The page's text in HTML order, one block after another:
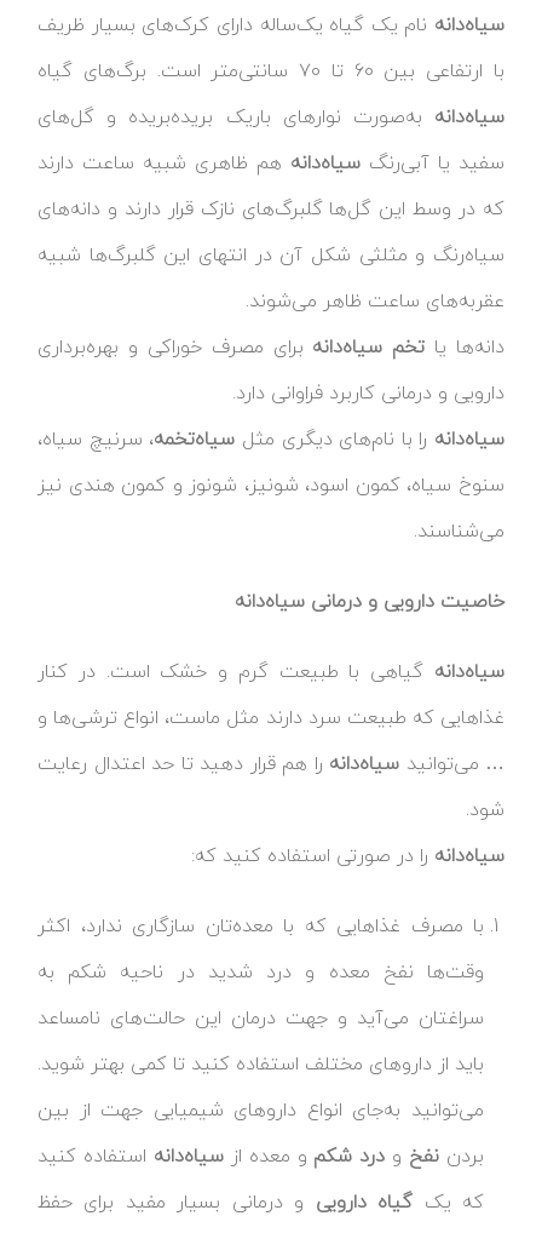
سیاه‌دانه نام یک گیاه یک‌ساله دارای کرک‌های بسیار ظریف
با ارتفاعی بین ۶۰ تا ۷۰ سانتی‌متر است. برگ‌های گیاه
سیاه‌دانه به‌صورت نوارهای باریک بریده‌بریده و گل‌های
سفید یا آبی‌رنگ سیاه‌دانه هم ظاهری شبیه ساعت دارند
که در وسط این گل‌ها گلبرگ‌های نازک قرار دارند و دانه‌های
سیاه‌رنگ و مثلثی شکل آن در انتهای این گلبرگ‌ها شبیه
عقربه‌های ساعت ظاهر می‌شوند.
دانه‌ها یا تخم سیاه‌دانه برای مصرف خوراکی و بهره‌برداری
دارویی و درمانی کاربرد فراوانی دارد.
سیاه‌دانه را با نام‌های دیگری مثل سیاه‌تخمه، سرنیچ سیاه،
سنوخ سیاه، کمون اسود، شونیز، شونوز و کمون هندی نیز
می‌شناسند.
خاصیت دارویی و درمانی سیاه‌دانه
سیاه‌دانه گیاهی با طبیعت گرم و خشک است. در کنار
غذاهایی که طبیعت سرد دارند مثل ماست، انواع ترشی‌ها و
… می‌توانید سیاه‌دانه را هم قرار دهید تا حد اعتدال رعایت
شود.
سیاه‌دانه را در صورتی استفاده کنید که:
با مصرف غذاهایی که با معده‌تان سازگاری ندارد، اکثر
وقت‌ها نفخ معده و درد شدید در ناحیه شکم به
سراغتان می‌آید و جهت درمان این حالت‌های نامساعد
باید از داروهای مختلف استفاده کنید تا کمی بهتر شوید.
می‌توانید به‌جای انواع داروهای شیمیایی جهت از بین
بردن نفخ و درد شکم و معده ازسیاه‌دانه استفاده کنید
که یک گیاه دارویی و درمانی بسیار مفید برای حفظ